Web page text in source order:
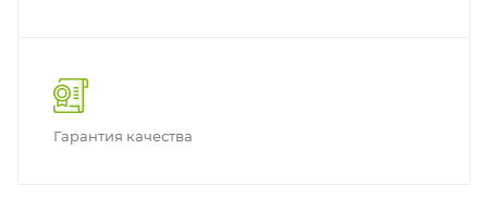
Гарантия качества